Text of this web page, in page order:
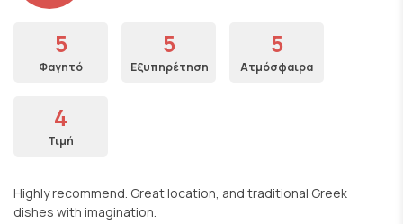
5
Φαγητό
5
Εξυπηρέτηση
5
Ατμόσφαιρα
4
Τιμή
Highly recommend. Great location, and traditional Greek
dishes with imagination.